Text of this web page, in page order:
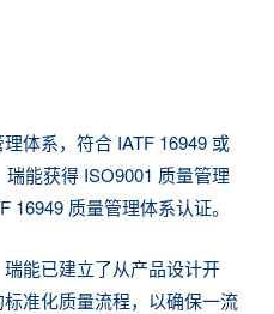
体系，符合 IATF 16949 或
能获得 ISO9001 质量管理
质量管理体系认证。
能已建立了从产品设计开
准化质量流程，以确保一流